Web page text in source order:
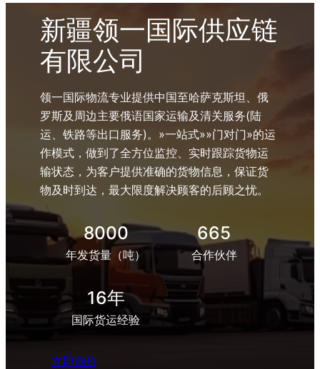
新疆领一国际供应链
有限公司
领一国际物流专业提供中国至哈萨克斯坦、俄
罗斯及周边主要俄语国家运输及清关服务(陆
运、铁路等出口服务)。»一站式»»门对门»的运
作模式，做到了全方位监控、实时跟踪货物运
输状态，为客户提供准确的货物信息，保证货
物及时到达，最大限度解决顾客的后顾之忧。
8000
年发货量（吨）
665
合作伙伴
16年
国际货运经验
立即询价